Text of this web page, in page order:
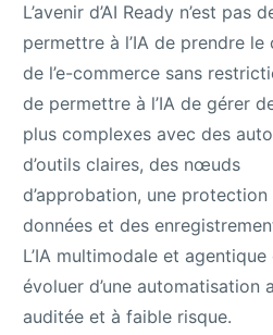
L’avenir d’AI Ready n’est pas
permettre à l’IA de prendre le
de l’e-commerce sans
de permettre à l’IA de gérer
plus complexes avec des
d’outils claires, des nœuds
d’approbation, une protection
données et des
L’IA multimodale et
évoluer d’une automatisation
auditée et à faible risque.